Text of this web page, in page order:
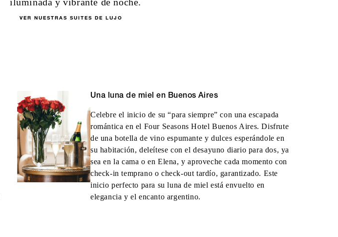
VER NUESTRAS SUITES DE LUJO
Una luna de miel en Buenos Aires
Celebre el inicio de su “para siempre” con una escapada
romántica en el Four Seasons Hotel Buenos Aires. Disfrute
de una botella de vino espumante y dulces esperándole en
su habitación, deleítese con el desayuno diario para dos, ya
sea en la cama o en Elena, y aproveche cada momento con
check-in temprano o check-out tardío, garantizado. Este
inicio perfecto para su luna de miel está envuelto en
elegancia y el encanto argentino.